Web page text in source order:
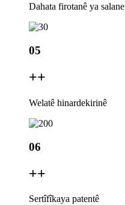
Dahata firotanê ya salane
05
++
Welatê hinardekirinê
06
++
Sertîfîkaya patentê